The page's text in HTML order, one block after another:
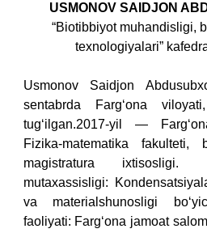
USMONOV SAIDJON
“Biotibbiyot muhandisligi,
texnologiyalari”
Usmonov Saidjon
sentabrda Farg‘ona
tug‘ilgan.2017-yil —
Fizika-matematika
magistratura ixtisosligi.
mutaxassisligi:
va materialshunosligi
faoliyati: Farg‘ona jamoat